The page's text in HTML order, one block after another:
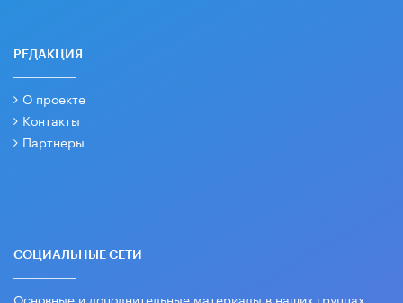
РЕДАКЦИЯ
О проекте
Контакты
Партнеры
СОЦИАЛЬНЫЕ СЕТИ
Основные и дополнительные материалы в наших группах